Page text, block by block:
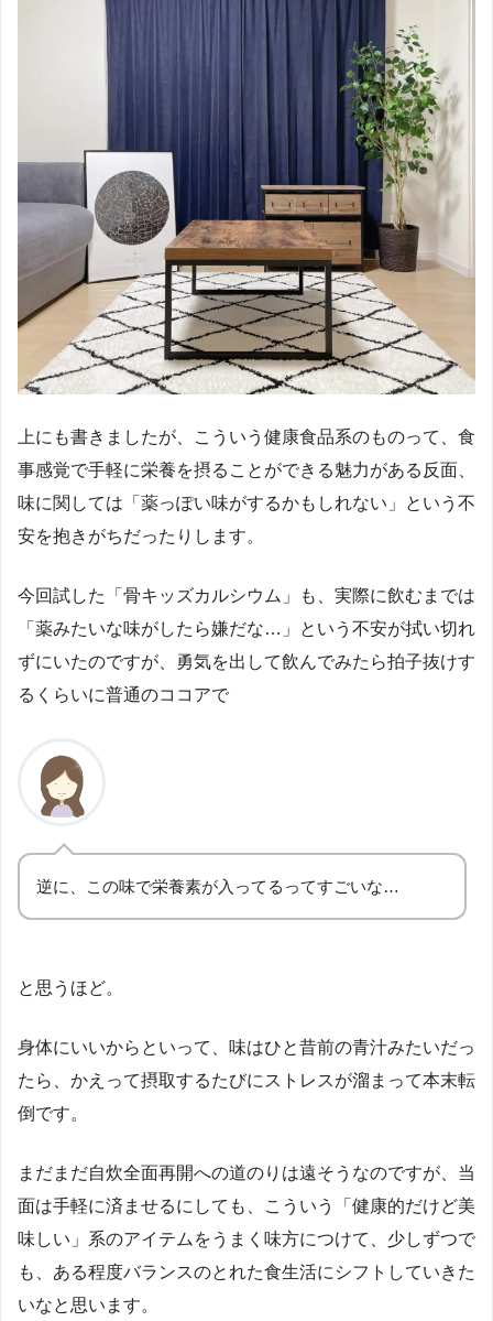
上にも書きましたが、こういう健康食品系のものって、食
事感覚で手軽に栄養を摂ることができる魅力がある反面、
味に関しては「薬っぽい味がするかもしれない」という不
安を抱きがちだったりします。
今回試した「骨キッズカルシウム」も、実際に飲むまでは
「薬みたいな味がしたら嫌だな…」という不安が拭い切れ
ずにいたのですが、勇気を出して飲んでみたら拍子抜けす
るくらいに普通のココアで
逆に、この味で栄養素が入ってるってすごいな…
と思うほど。
身体にいいからといって、味はひと昔前の青汁みたいだっ
たら、かえって摂取するたびにストレスが溜まって本末転
倒です。
まだまだ自炊全面再開への道のりは遠そうなのですが、当
面は手軽に済ませるにしても、こういう「健康的だけど美
味しい」系のアイテムをうまく味方につけて、少しずつで
も、ある程度バランスのとれた食生活にシフトしていきた
いなと思います。